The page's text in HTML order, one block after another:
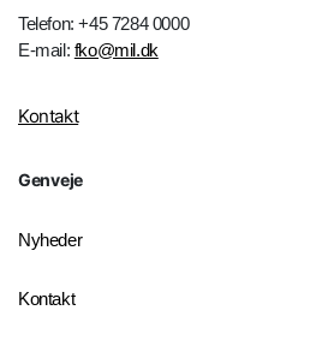
Telefon: +45 7284 0000
E-mail: fko@mil.dk
Kontakt
Genveje
Nyheder
Kontakt